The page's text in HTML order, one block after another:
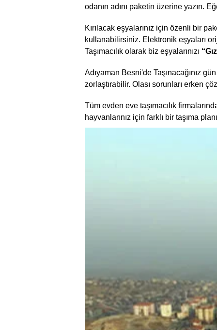
odanın adını paketin üzerine yazın.
Kırılacak eşyalarınız için özenli bir
kullanabilirsiniz. Elektronik eşyaları
Taşımacılık olarak biz eşyalarınızı
Adıyaman Besni'de Taşınacağınız
zorlaştırabilir. Olası sorunları erken
Tüm evden eve taşımacılık
hayvanlarınız için farklı bir taşıma